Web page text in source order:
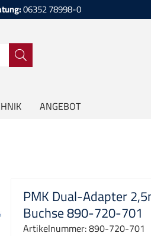
06352 78998-0
ANGEBOT
PMK Dual-Adapter
Buchse 890-720-701
Artikelnummer:890-720-701